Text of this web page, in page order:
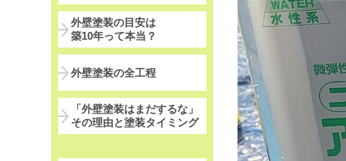
外壁塗装の目安は
築10年って本当？
外壁塗装の全工程
「外壁塗装はまだするな」
その理由と塗装タイミング